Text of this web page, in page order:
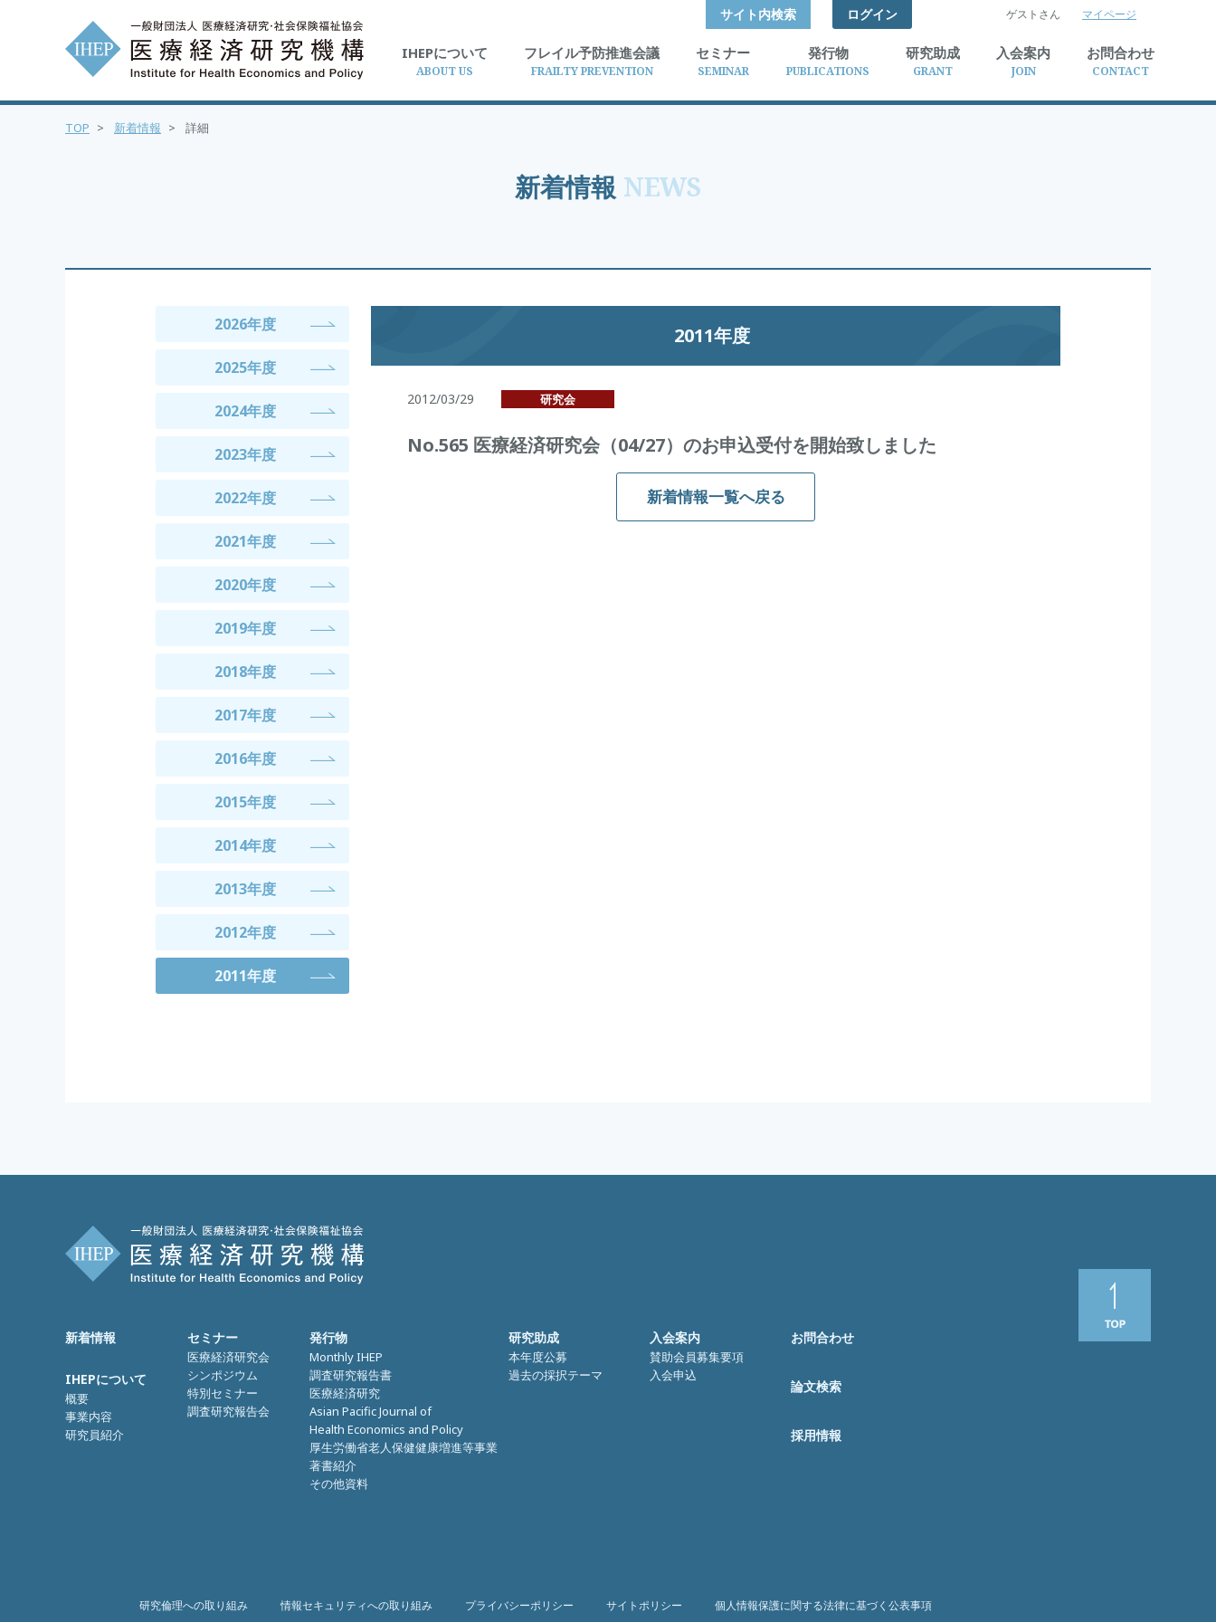
サイト内検索 検索
ログイン ゲストさん マイページ
IHEPについて
ABOUT US
フレイル予防推進会議
FRAILTY PREVENTION
セミナー
SEMINAR
発行物
PUBLICATIONS
研究助成
GRANT
入会案内
JOIN
お問合わせ
CONTACT
新着情報 NEWS
TOP > 新着情報 > 詳細
2026年度
2025年度
2024年度
2023年度
2022年度
2021年度
2020年度
2019年度
2018年度
2017年度
2016年度
2015年度
2014年度
2013年度
2012年度
2011年度
2011年度
2012/03/29 研究会
No.565 医療経済研究会（04/27）のお申込受付を開始致しました
新着情報一覧へ戻る
新着情報
IHEPについて
概要
事業内容
研究員紹介
セミナー
医療経済研究会
シンポジウム
特別セミナー
調査研究報告会
発行物
Monthly IHEP
調査研究報告書
医療経済研究
Asian Pacific Journal of
Health Economics and Policy
厚生労働省老人保健健康増進等事業
著書紹介
その他資料
研究助成
本年度公募
過去の採択テーマ
入会案内
賛助会員募集要項
入会申込
お問合わせ
論文検索
採用情報
研究倫理への取り組み 情報セキュリティへの取り組み プライバシーポリシー サイトポリシー 個人情報保護に関する法律に基づく公表事項